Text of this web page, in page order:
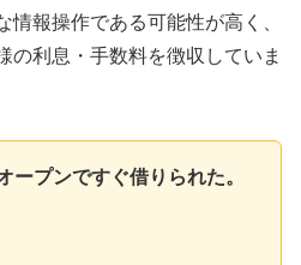
報操作である可能性が高く、
の利息・手数料を徴収していま
ープンですぐ借りられた。